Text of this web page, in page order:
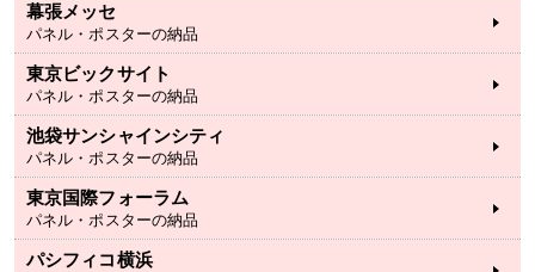
幕張メッセ
パネル・ポスターの納品
東京ビックサイト
パネル・ポスターの納品
池袋サンシャインシティ
パネル・ポスターの納品
東京国際フォーラム
パネル・ポスターの納品
パシフィコ横浜